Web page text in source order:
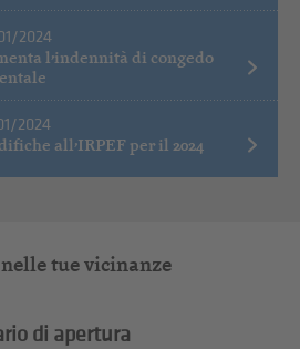
2024
l’indennità di congedo
2024
all’IRPEF per il 2024
tue vicinanze
di apertura